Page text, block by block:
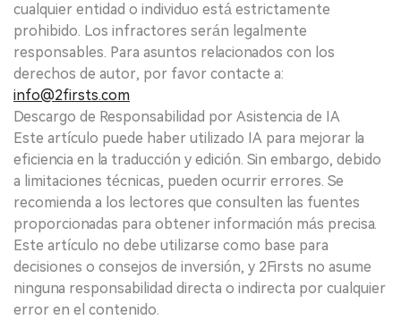
cualquier entidad o individuo está estrictamente
prohibido. Los infractores serán legalmente
responsables. Para asuntos relacionados con los
derechos de autor, por favor contacte a:
info@2firsts.com
Descargo de Responsabilidad por Asistencia de IA
Este artículo puede haber utilizado IA para mejorar la
eficiencia en la traducción y edición. Sin embargo, debido
a limitaciones técnicas, pueden ocurrir errores. Se
recomienda a los lectores que consulten las fuentes
proporcionadas para obtener información más precisa.
Este artículo no debe utilizarse como base para
decisiones o consejos de inversión, y 2Firsts no asume
ninguna responsabilidad directa o indirecta por cualquier
error en el contenido.